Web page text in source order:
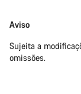
Limitação
responsabilidade
Aviso
Sujeita a
omissões.